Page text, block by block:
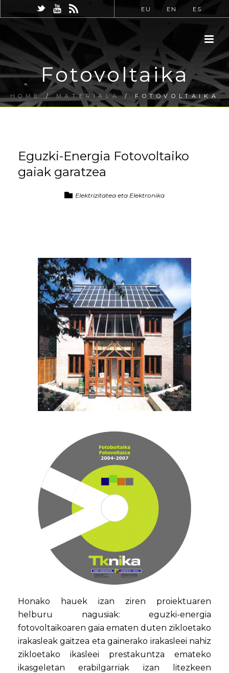
EU EN ES
Fotovoltaika
HOME/MATERIALA/ FOTOVOLTAIKA
Eguzki-Energia Fotovoltaiko
gaiak garatzea
Elektrizitatea eta Elektronika
Honako hauek izan ziren proiektuaren
helburu nagusiak: eguzki-energia
fotovoltaikoaren gaia ematen duten zikloetako
irakasleak gaitzea eta gainerako irakasleei nahiz
zikloetako ikasleei prestakuntza emateko
ikasgeletan erabilgarriak izan litezkeen